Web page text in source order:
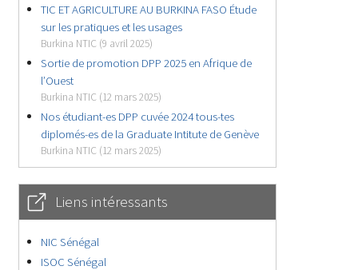
TIC ET AGRICULTURE AU BURKINA FASO Étude
sur les pratiques et les usages
Burkina NTIC (9 avril 2025)
Sortie de promotion DPP 2025 en Afrique de
l’Ouest
Burkina NTIC (12 mars 2025)
Nos étudiant-es DPP cuvée 2024 tous-tes
diplomés-es de la Graduate Intitute de Genève
Burkina NTIC (12 mars 2025)
Liens intéressants
NIC Sénégal
ISOC Sénégal